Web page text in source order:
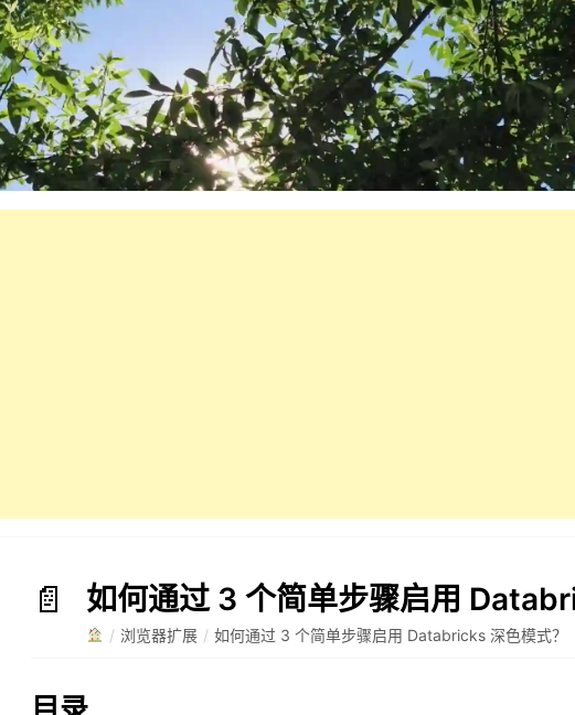
如何通过 3 个简单步骤启用
/ 浏览器扩展 / 如何通过 3 个简单步骤启用 Databricks 深色模式？